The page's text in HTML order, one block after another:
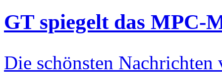
GT spiegelt das MPC-
Die schönsten Nachrichten